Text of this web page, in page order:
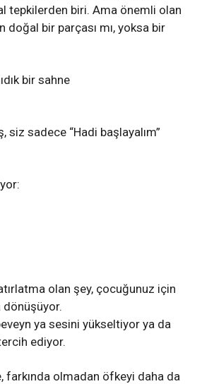
tepkilerden biri. Ama önemli olan
doğal bir parçası mı, yoksa bir
bir sahne
siz sadece “Hadi başlayalım”
olan şey, çocuğunuz için
ya sesini yükseltiyor ya da
ediyor.
farkında olmadan öfkeyi daha da